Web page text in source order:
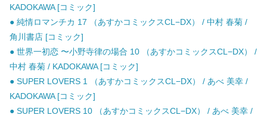
KADOKAWA [コミック]
● 純情ロマンチカ 17 （あすかコミックスCL−DX） / 中村 春菊 /
角川書店 [コミック]
● 世界一初恋 〜小野寺律の場合 10 （あすかコミックスCL−DX） /
中村 春菊 / KADOKAWA [コミック]
● SUPER LOVERS 1 （あすかコミックスCL−DX） / あべ 美幸 /
KADOKAWA [コミック]
● SUPER LOVERS 10 （あすかコミックスCL−DX） / あべ 美幸 /